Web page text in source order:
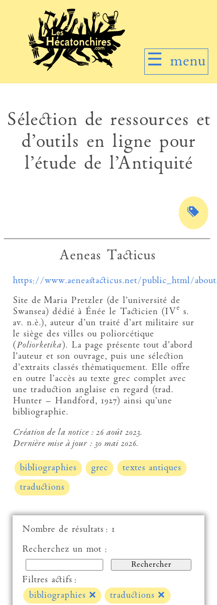
☰ menu
Sélection de ressources et
d’outils en ligne pour
l’étude de l’Antiquité
Aeneas Tacticus
https://www.aeneastacticus.net/public_html/
Site de Maria Pretzler (de l’université de
Swansea) dédié à Énée le Tacticien (IV e s.
av. n.è.), auteur d’un traité d’art militaire sur
le siège des villes ou poliorcétique
(Poliorketika). La page présente tout d’abord
l’auteur et son ouvrage, puis une sélection
d’extraits classés thématiquement. Elle offre
en outre l’accès au texte grec complet avec
une traduction anglaise en regard (trad.
Hunter – Handford, 1927) ainsi qu’une
bibliographie.
Création de la notice :26 août 2023.
Dernière mise à jour : 30 mai 2026.
bibliographies grec
textes antiques
traductions
Nombre de résultats : 1
Recherchez un mot :
Filtres actifs :
bibliographies ❌ traductions❌